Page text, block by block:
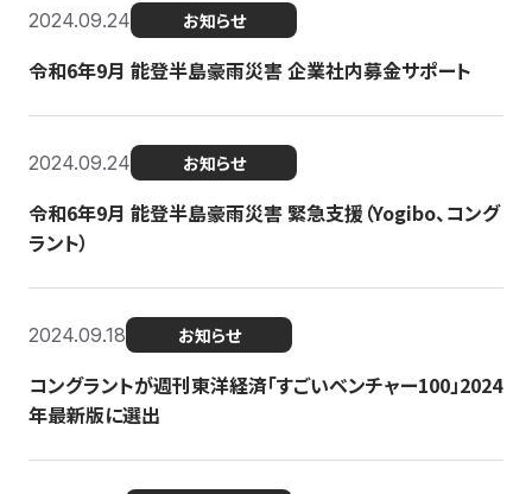
2024.09.24 お知らせ
令和6年9月 能登半島豪雨災害 企業社内募金サポート
2024.09.24 お知らせ
令和6年9月 能登半島豪雨災害 緊急支援（Yogibo、コング
ラント）
2024.09.18 お知らせ
コングラントが週刊東洋経済「すごいベンチャー100」2024
年最新版に選出